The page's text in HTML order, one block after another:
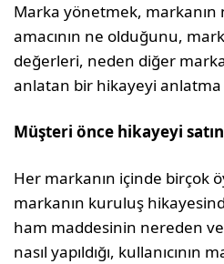
Marka yönetmek,
amacının ne olduğunu,
değerleri, neden diğer
anlatan bir hikayeyi anlatma
Müşteri önce hikayeyi
Her markanın içinde birçok
markanın kuruluş
ham maddesinin nereden
nasıl yapıldığı, kulla­nıcının